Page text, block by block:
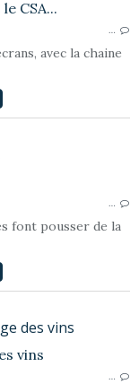
…
avec la chaine
…
font pousser de la
des vins
…